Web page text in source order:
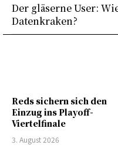
Reds sichern sich den
Einzug ins Playoff-
Viertelfinale
3. August 2026
Der gläserne User:
Datenkraken?